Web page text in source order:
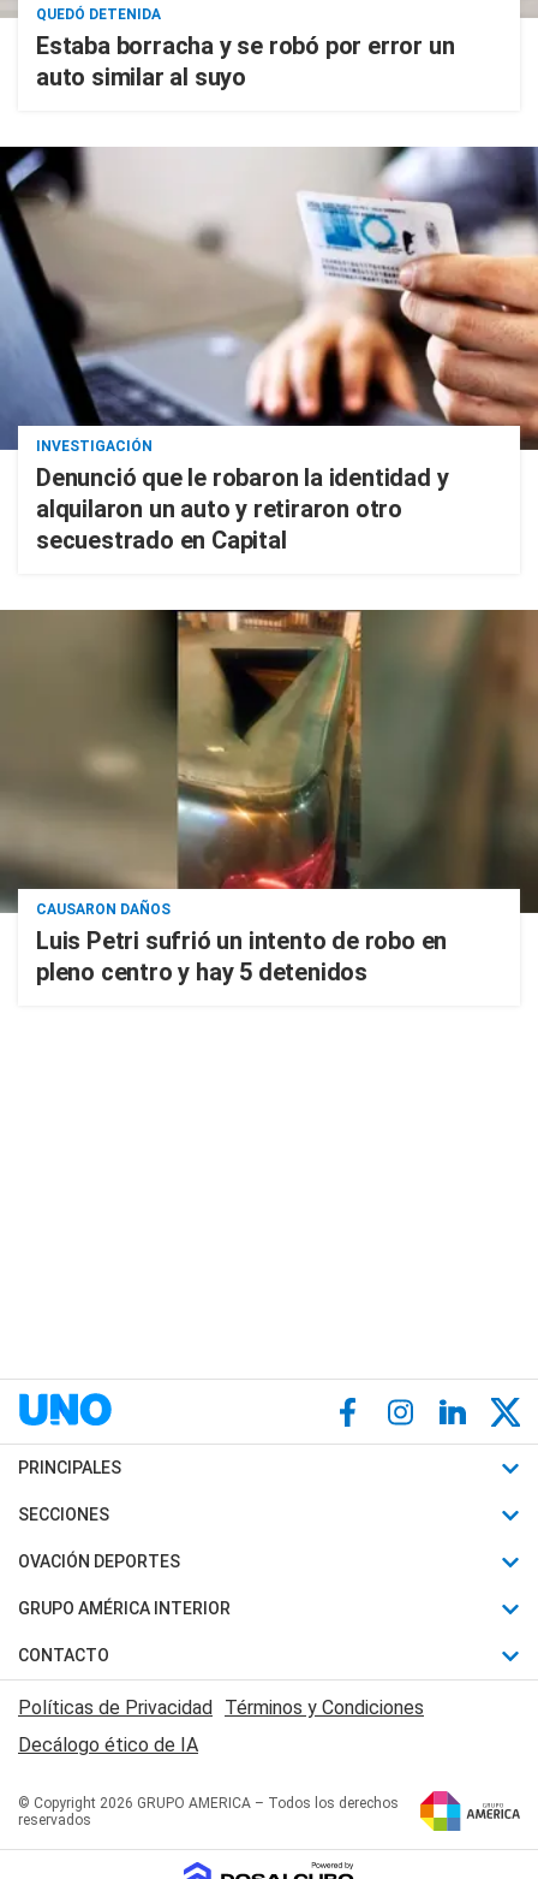
QUEDÓ DETENIDA
Estaba borracha y se robó por error un
auto similar al suyo
INVESTIGACIÓN
Denunció que le robaron la identidad y
alquilaron un auto y retiraron otro
secuestrado en Capital
CAUSARON DAÑOS
Luis Petri sufrió un intento de robo en
pleno centro y hay 5 detenidos
PRINCIPALES
Últimas Noticias
Política
Judiciales
Economia
SECCIONES
Horóscopo
Motores
Trucos caseros
Series y Películas
Edictos y Solicitadas
OVACIÓN DEPORTES
Fútbol
Mundial
Automovilismo
Rugby
Básquet
GRUPO AMÉRICA INTERIOR
Canal 7 en Vivo
San Juan 8
CONTACTO
Acerca de Nosotros
Contactanos
Políticas de Privacidad Términos y Condiciones
Decálogo ético de IA
© Copyright 2026 GRUPO AMERICA – Todos los derechos
reservados